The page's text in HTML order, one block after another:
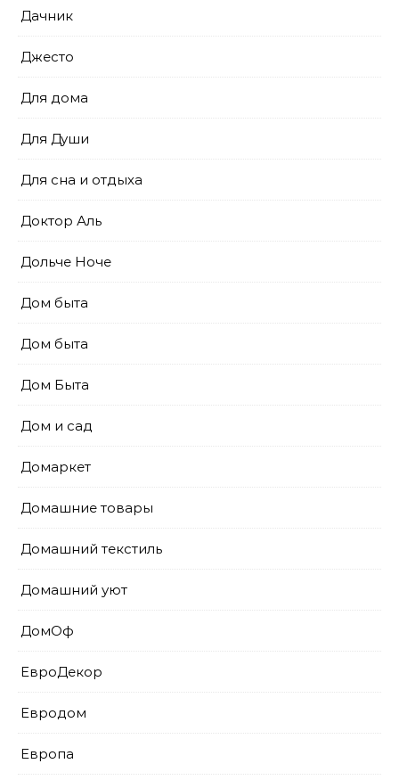
Дачник
Джесто
Для дома
Для Души
Для сна и отдыха
Доктор Аль
Дольче Ноче
Дом быта
Дом быта
Дом Быта
Дом и сад
Домаркет
Домашние товары
Домашний текстиль
Домашний уют
ДомОф
ЕвроДекор
Евродом
Европа